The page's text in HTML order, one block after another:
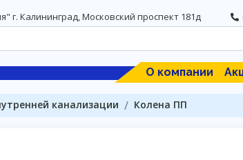
г. Калининград, Московский проспект 181д
О компании
канализации Колена ПП